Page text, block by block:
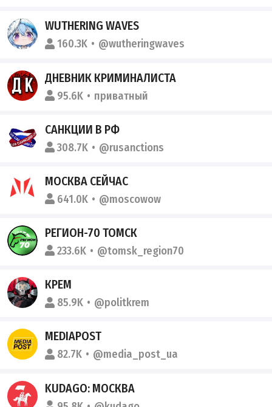
WUTHERING WAVES
160.3K @wutheringwaves
ДНЕВНИК КРИМИНАЛИСТА
95.6K приватный
САНКЦИИ В РФ
308.7K @rusanctions
МОСКВА СЕЙЧАС
641.0K @moscowow
РЕГИОН-70 ТОМСК
233.6K @tomsk_region70
КРЕМ
85.9K @politkrem
MEDIAPOST
82.7K @media_post_ua
KUDAGO: МОСКВА